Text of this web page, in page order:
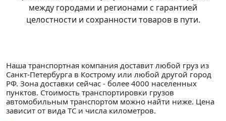
между городами и регионами с гарантией
целостности и сохранности товаров в пути.
Наша транспортная компания доставит любой груз из
Санкт-Петербурга в Кострому или любой другой город
РФ. Зона доставки сейчас - более 4000 населенных
пунктов. Стоимость транспортировки грузов
автомобильным транспортом можно найти ниже. Цена
зависит от вида ТС и числа километров.